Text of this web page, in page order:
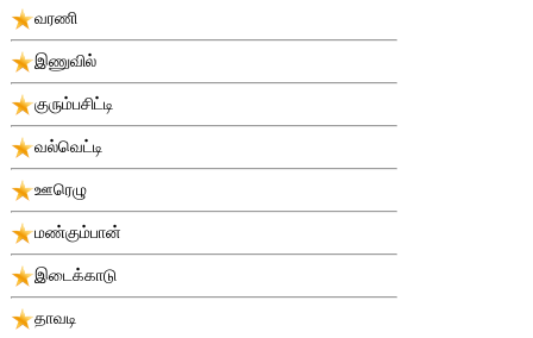
வரணி
இணுவில்
குரும்பசிட்டி
வல்வெட்டி
ஊரெழு
மண்கும்பான்
இடைக்காடு
தாவடி